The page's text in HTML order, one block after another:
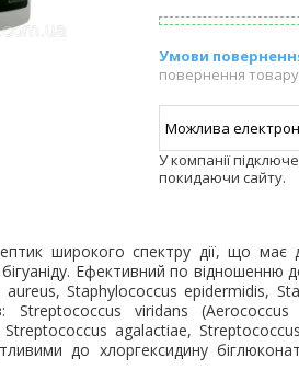
повернення
У компанії
покидаючи сайту.
широкого спектру дії, що має
Ефективний по відношенню
aureus, Staphylococcus epidermidis,
Streptococcus viridans
agalactiae,
до хлоргексидину